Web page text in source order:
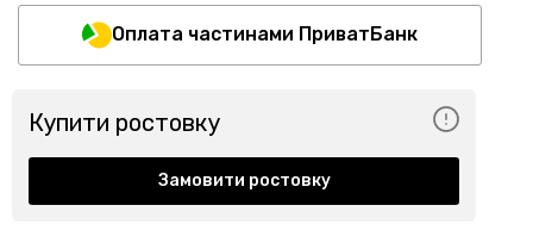
Оплата частинами ПриватБанк
Купити ростовку
Замовити ростовку